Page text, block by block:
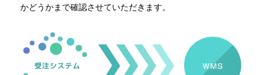
かどうかまで確認させていただきます。